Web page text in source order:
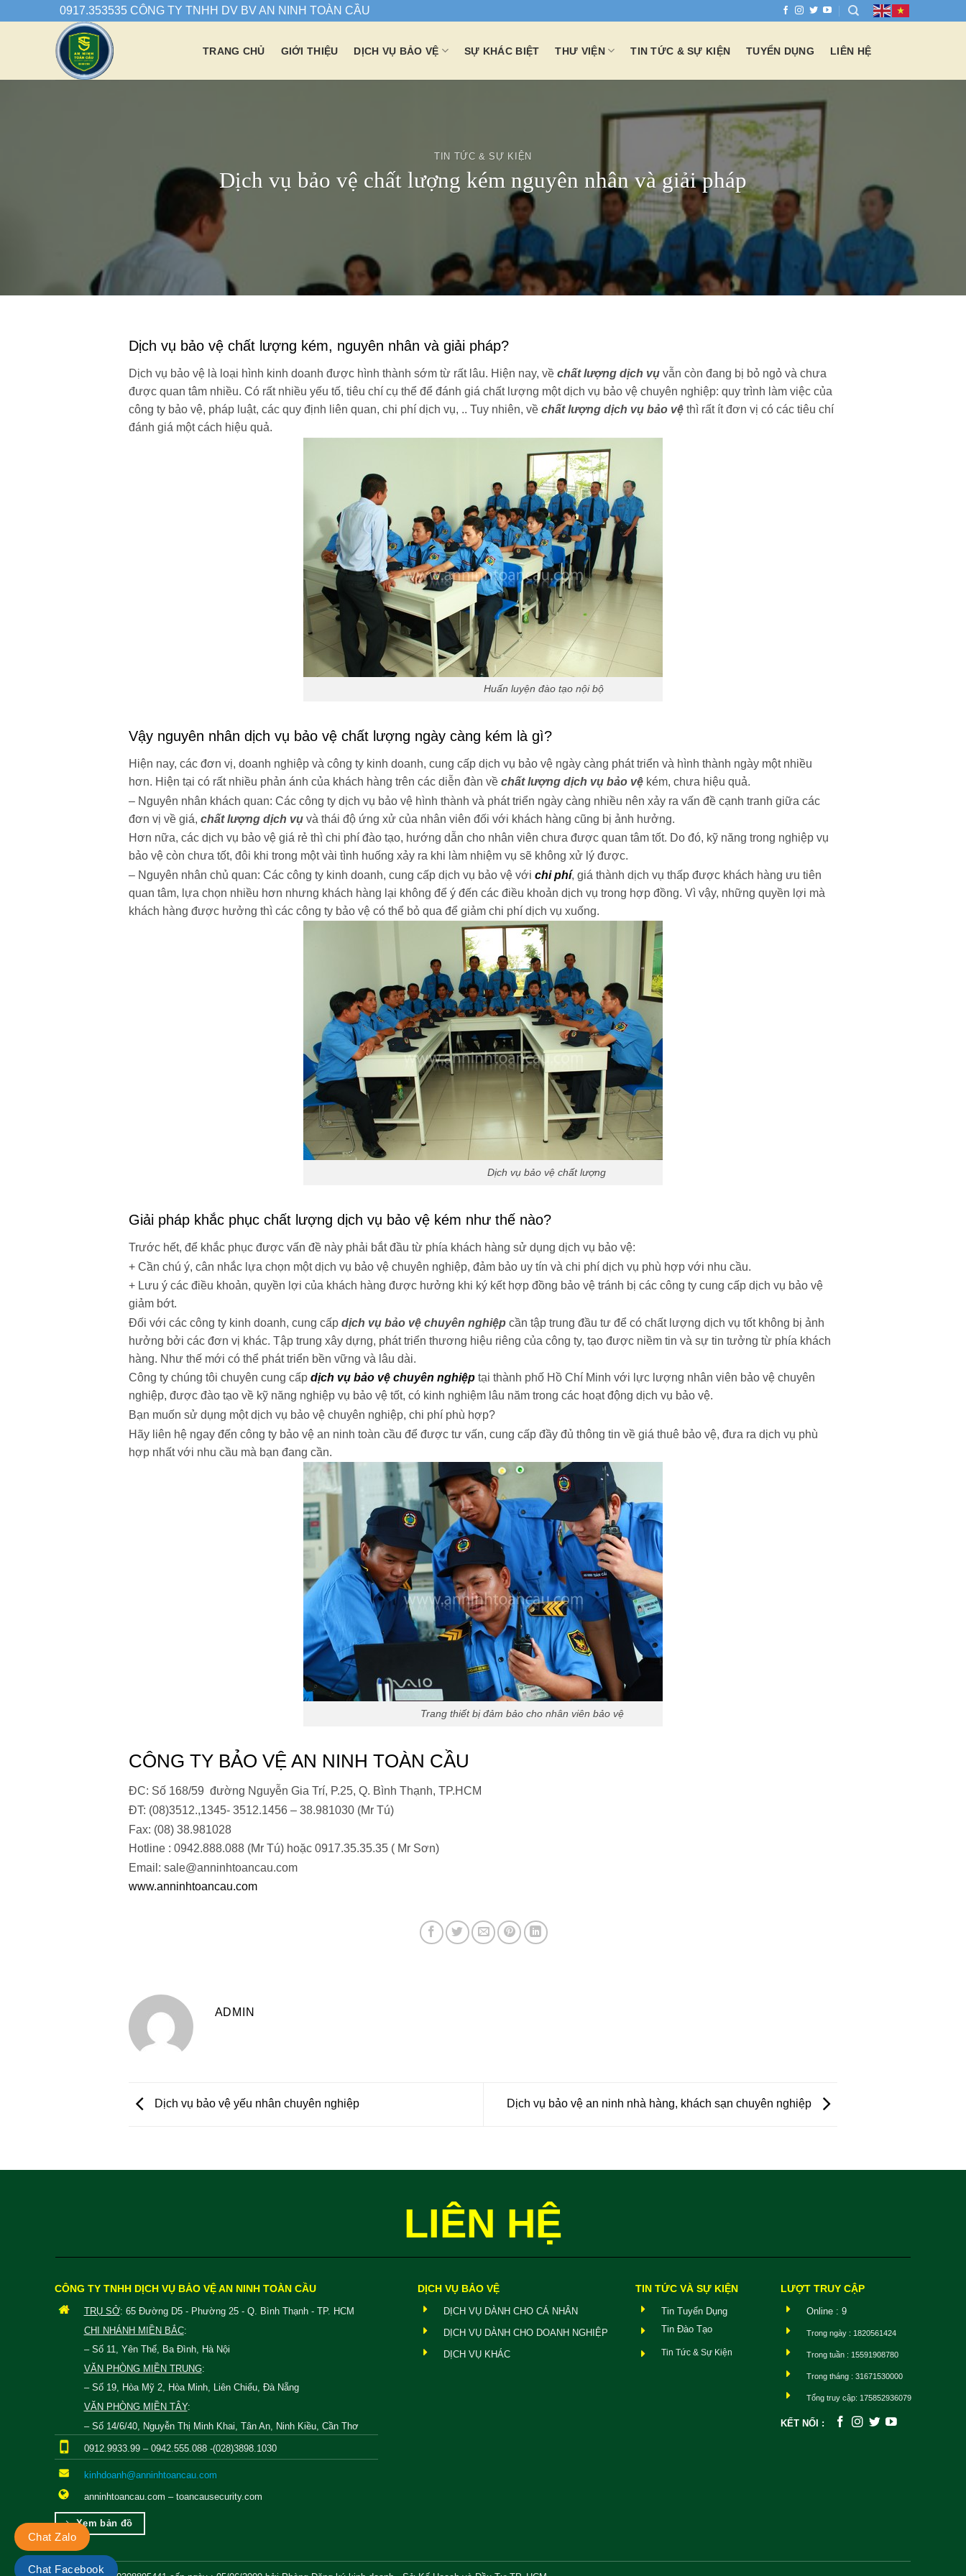
0917.353535 CÔNG TY TNHH DV BV AN NINH TOÀN CẦU
TRANG CHỦ GIỚI THIỆU DỊCH VỤ BẢO VỆ SỰ KHÁC BIỆT THƯ VIỆN TIN TỨC & SỰ KIỆN TUYỂN DỤNG LIÊN HỆ
TIN TỨC & SỰ KIỆN
Dịch vụ bảo vệ chất lượng kém nguyên nhân và giải pháp
Dịch vụ bảo vệ chất lượng kém, nguyên nhân và giải pháp?
Dịch vụ bảo vệ là loại hình kinh doanh được hình thành sớm từ rất lâu. Hiện nay, về chất lượng dịch vụvẫn còn đang bị bỏ ngỏ và chưa
được quan tâm nhiều. Có rất nhiều yếu tố, tiêu chí cụ thể để đánh giá chất lượng một dịch vụ bảo vệ chuyên nghiệp: quy trình làm việc của
công ty bảo vệ, pháp luật, các quy định liên quan, chi phí dịch vụ, .. Tuy nhiên, về chất lượng dịch vụ bảo vệthì rất ít đơn vị có các tiêu chí
đánh giá một cách hiệu quả.
Huấn luyện đào tạo nội bộ
Vậy nguyên nhân dịch vụ bảo vệ chất lượng ngày càng kém là gì?
Hiện nay, các đơn vị, doanh nghiệp và công ty kinh doanh, cung cấp dịch vụ bảo vệ ngày càng phát triển và hình thành ngày một nhiều
hơn. Hiện tại có rất nhiều phản ánh của khách hàng trên các diễn đàn về chất lượng dịch vụ bảo vệkém, chưa hiệu quả.
– Nguyên nhân khách quan: Các công ty dịch vụ bảo vệ hình thành và phát triển ngày càng nhiều nên xảy ra vấn đề cạnh tranh giữa các
đơn vị về giá, chất lượng dịch vụvà thái độ ứng xử của nhân viên đối với khách hàng cũng bị ảnh hưởng.
Hơn nữa, các dịch vụ bảo vệ giá rẻ thì chi phí đào tạo, hướng dẫn cho nhân viên chưa được quan tâm tốt. Do đó, kỹ năng trong nghiệp vụ
bảo vệ còn chưa tốt, đôi khi trong một vài tình huống xảy ra khi làm nhiệm vụ sẽ không xử lý được.
– Nguyên nhân chủ quan: Các công ty kinh doanh, cung cấp dịch vụ bảo vệ với chi phí, giá thành dịch vụ thấp được khách hàng ưu tiên
quan tâm, lựa chọn nhiều hơn nhưng khách hàng lại không để ý đến các điều khoản dịch vụ trong hợp đồng. Vì vậy, những quyền lợi mà
khách hàng được hưởng thì các công ty bảo vệ có thể bỏ qua để giảm chi phí dịch vụ xuống.
Dịch vụ bảo vệ chất lượng
Giải pháp khắc phục chất lượng dịch vụ bảo vệ kém như thế nào?
Trước hết, để khắc phục được vấn đề này phải bắt đầu từ phía khách hàng sử dụng dịch vụ bảo vệ:
+ Cần chú ý, cân nhắc lựa chọn một dịch vụ bảo vệ chuyên nghiệp, đảm bảo uy tín và chi phí dịch vụ phù hợp với nhu cầu.
+ Lưu ý các điều khoản, quyền lợi của khách hàng được hưởng khi ký kết hợp đồng bảo vệ tránh bị các công ty cung cấp dịch vụ bảo vệ
giảm bớt.
Đối với các công ty kinh doanh, cung cấp dịch vụ bảo vệ chuyên nghiệpcần tập trung đầu tư để có chất lượng dịch vụ tốt không bị ảnh
hưởng bởi các đơn vị khác. Tập trung xây dựng, phát triển thương hiệu riêng của công ty, tạo được niềm tin và sự tin tưởng từ phía khách
hàng. Như thế mới có thể phát triển bền vững và lâu dài.
Công ty chúng tôi chuyên cung cấp dịch vụ bảo vệ chuyên nghiệptại thành phố Hồ Chí Minh với lực lượng nhân viên bảo vệ chuyên
nghiệp, được đào tạo về kỹ năng nghiệp vụ bảo vệ tốt, có kinh nghiệm lâu năm trong các hoạt động dịch vụ bảo vệ.
Bạn muốn sử dụng một dịch vụ bảo vệ chuyên nghiệp, chi phí phù hợp?
Hãy liên hệ ngay đến công ty bảo vệ an ninh toàn cầu để được tư vấn, cung cấp đầy đủ thông tin về giá thuê bảo vệ, đưa ra dịch vụ phù
hợp nhất với nhu cầu mà bạn đang cần.
Trang thiết bị đảm bảo cho nhân viên bảo vệ
CÔNG TY BẢO VỆ AN NINH TOÀN CẦU
ĐC: Số 168/59 đường Nguyễn Gia Trí, P.25, Q. Bình Thạnh, TP.HCM
ĐT: (08)3512.,1345- 3512.1456 – 38.981030 (Mr Tú)
Fax: (08) 38.981028
Hotline : 0942.888.088 (Mr Tú) hoặc 0917.35.35.35 ( Mr Sơn)
Email: sale@anninhtoancau.com
www.anninhtoancau.com
ADMIN
Dịch vụ bảo vệ yếu nhân chuyên nghiệp Dịch vụ bảo vệ an ninh nhà hàng, khách sạn chuyên nghiệp
LIÊN HỆ
CÔNG TY TNHH DỊCH VỤ BẢO VỆ AN NINH TOÀN CẦU
TRỤ SỞ: 65 Đường D5 - Phường 25 - Q. Bình Thạnh - TP. HCM
CHI NHÁNH MIỀN BẮC:
– Số 11, Yên Thế, Ba Đình, Hà Nội
VĂN PHÒNG MIỀN TRUNG:
– Số 19, Hòa Mỹ 2, Hòa Minh, Liên Chiểu, Đà Nẵng
VĂN PHÒNG MIỀN TÂY:
– Số 14/6/40, Nguyễn Thị Minh Khai, Tân An, Ninh Kiều, Cần Thơ
0912.9933.99 – 0942.555.088 -(028)3898.1030
kinhdoanh@anninhtoancau.com
anninhtoancau.com – toancausecurity.com
Xem bản đồ
DỊCH VỤ BẢO VỆ
DỊCH VỤ DÀNH CHO CÁ NHÂN
DỊCH VỤ DÀNH CHO DOANH NGHIỆP
DỊCH VỤ KHÁC
TIN TỨC VÀ SỰ KIỆN
Tin Tuyển Dụng
Tin Đào Tạo
Tin Tức & Sự Kiện
LƯỢT TRUY CẬP
Online : 9
Trong ngày : 1820561424
Trong tuần : 15591908780
Trong tháng : 31671530000
Tổng truy cập: 175852936079
KẾT NỐI :
Chat Zalo
Chat Facebook